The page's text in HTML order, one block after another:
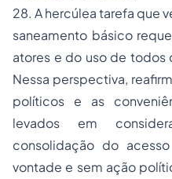
28. A hercúlea tarefa que
saneamento básico
atores e do uso de todos
Nessa perspectiva,
políticos e as
levados em
consolidação do
vontade e sem ação